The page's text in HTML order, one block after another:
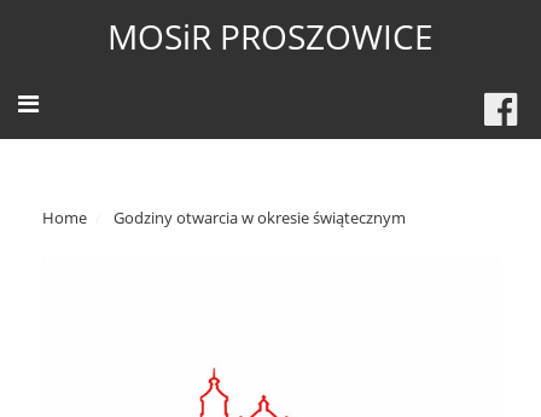
MOSiR PROSZOWICE
Home Godziny otwarcia w okresie świątecznym